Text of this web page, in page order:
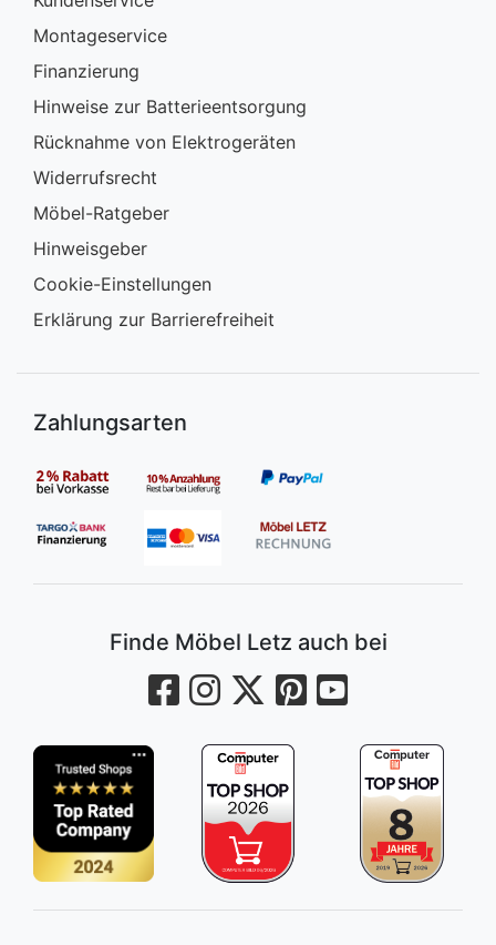
Montageservice
Finanzierung
Hinweise zur Batterieentsorgung
Rücknahme von Elektrogeräten
Widerrufsrecht
Möbel-Ratgeber
Hinweisgeber
Cookie-Einstellungen
Erklärung zur Barrierefreiheit
Zahlungsarten
Finde Möbel Letz auch bei